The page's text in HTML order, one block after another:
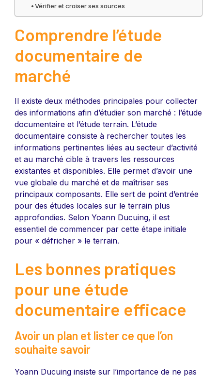
Vérifier et croiser ses sources
Comprendre l’étude
documentaire de
marché
Il existe deux méthodes principales pour collecter
des informations afin d’étudier son marché : l’étude
documentaire et l’étude terrain. L’étude
documentaire consiste à rechercher toutes les
informations pertinentes liées au secteur d’activité
et au marché cible à travers les ressources
existantes et disponibles. Elle permet d’avoir une
vue globale du marché et de maîtriser ses
principaux composants. Elle sert de point d’entrée
pour des études locales sur le terrain plus
approfondies. Selon Yoann Ducuing, il est
essentiel de commencer par cette étape initiale
pour « défricher » le terrain.
Les bonnes pratiques
pour une étude
documentaire efficace
Avoir un plan et lister ce que l’on
souhaite savoir
Yoann Ducuing insiste sur l’importance de ne pas